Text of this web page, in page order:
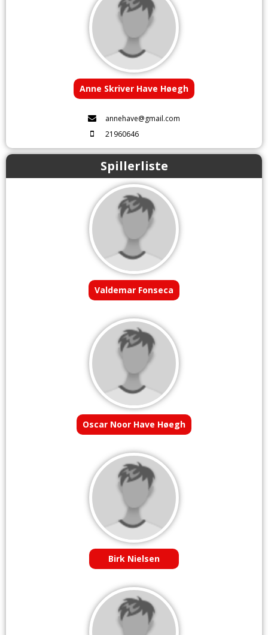
Anne Skriver Have Høegh
annehave@gmail.com
21960646
Spillerliste
Valdemar Fonseca
Oscar Noor Have Høegh
Birk Nielsen